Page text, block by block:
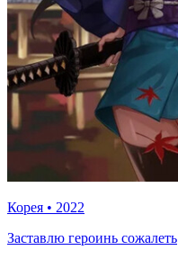
Корея • 2022
Заставлю героинь сожалеть